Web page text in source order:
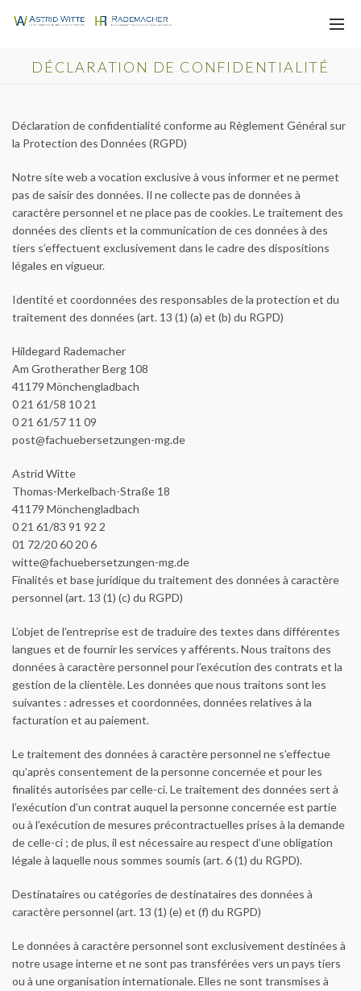
DÉCLARATION DE CONFIDENTIALITÉ
Déclaration de confidentialité conforme au Règlement Général sur
la Protection des Données (RGPD)
Notre site web a vocation exclusive à vous informer et ne permet
pas de saisir des données. Il ne collecte pas de données à
caractère personnel et ne place pas de cookies. Le traitement des
données des clients et la communication de ces données à des
tiers s’effectuent exclusivement dans le cadre des dispositions
légales en vigueur.
Identité et coordonnées des responsables de la protection et du
traitement des données (art. 13 (1) (a) et (b) du RGPD)
Hildegard Rademacher
Am Grotherather Berg 108
41179 Mönchengladbach
0 21 61/58 10 21
0 21 61/57 11 09
post@fachuebersetzungen-mg.de
Astrid Witte
Thomas-Merkelbach-Straße 18
41179 Mönchengladbach
0 21 61/83 91 92 2
01 72/20 60 20 6
witte@fachuebersetzungen-mg.de
Finalités et base juridique du traitement des données à caractère
personnel (art. 13 (1) (c) du RGPD)
L’objet de l’entreprise est de traduire des textes dans différentes
langues et de fournir les services y afférents. Nous traitons des
données à caractère personnel pour l’exécution des contrats et la
gestion de la clientèle. Les données que nous traitons sont les
suivantes : adresses et coordonnées, données relatives à la
facturation et au paiement.
Le traitement des données à caractère personnel ne s’effectue
qu’après consentement de la personne concernée et pour les
finalités autorisées par celle-ci. Le traitement des données sert à
l’exécution d’un contrat auquel la personne concernée est partie
ou à l’exécution de mesures précontractuelles prises à la demande
de celle-ci ; de plus, il est nécessaire au respect d’une obligation
légale à laquelle nous sommes soumis (art. 6 (1) du RGPD).
Destinataires ou catégories de destinataires des données à
caractère personnel (art. 13 (1) (e) et (f) du RGPD)
Le données à caractère personnel sont exclusivement destinées à
notre usage interne et ne sont pas transférées vers un pays tiers
ou à une organisation internationale. Elles ne sont transmises à